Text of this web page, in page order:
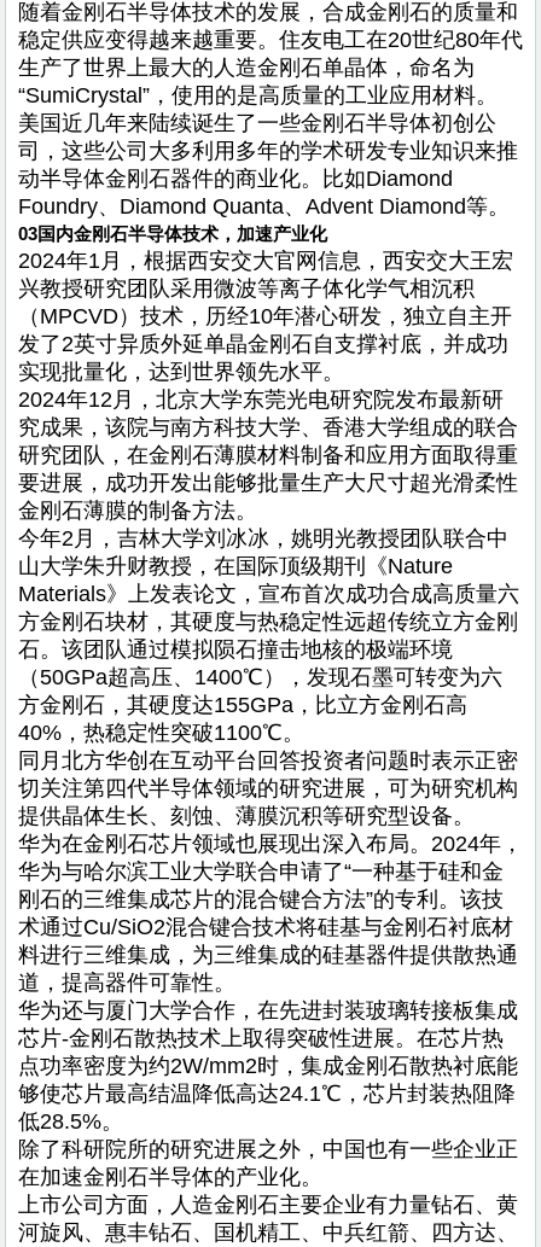
随着金刚石半导体技术的发展，合成金刚石的质量和
稳定供应变得越来越重要。住友电工在20世纪80年代
生产了世界上最大的人造金刚石单晶体，命名为
“SumiCrystal”，使用的是高质量的工业应用材料。
美国近几年来陆续诞生了一些金刚石半导体初创公
司，这些公司大多利用多年的学术研发专业知识来推
动半导体金刚石器件的商业化。比如Diamond
Foundry、Diamond Quanta、Advent Diamond等。
03国内金刚石半导体技术，加速产业化
2024年1月，根据西安交大官网信息，西安交大王宏
兴教授研究团队采用微波等离子体化学气相沉积
（MPCVD）技术，历经10年潜心研发，独立自主开
发了2英寸异质外延单晶金刚石自支撑衬底，并成功
实现批量化，达到世界领先水平。
2024年12月，北京大学东莞光电研究院发布最新研
究成果，该院与南方科技大学、香港大学组成的联合
研究团队，在金刚石薄膜材料制备和应用方面取得重
要进展，成功开发出能够批量生产大尺寸超光滑柔性
金刚石薄膜的制备方法。
今年2月，吉林大学刘冰冰，姚明光教授团队联合中
山大学朱升财教授，在国际顶级期刊《Nature
Materials》上发表论文，宣布首次成功合成高质量六
方金刚石块材，其硬度与热稳定性远超传统立方金刚
石。该团队通过模拟陨石撞击地核的极端环境
（50GPa超高压、1400℃），发现石墨可转变为六
方金刚石，其硬度达155GPa，比立方金刚石高
40%，热稳定性突破1100℃。
同月北方华创在互动平台回答投资者问题时表示正密
切关注第四代半导体领域的研究进展，可为研究机构
提供晶体生长、刻蚀、薄膜沉积等研究型设备。
华为在金刚石芯片领域也展现出深入布局。2024年，
华为与哈尔滨工业大学联合申请了“一种基于硅和金
刚石的三维集成芯片的混合键合方法”的专利。该技
术通过Cu/SiO2混合键合技术将硅基与金刚石衬底材
料进行三维集成，为三维集成的硅基器件提供散热通
道，提高器件可靠性。
华为还与厦门大学合作，在先进封装玻璃转接板集成
芯片-金刚石散热技术上取得突破性进展。在芯片热
点功率密度为约2W/mm2时，集成金刚石散热衬底能
够使芯片最高结温降低高达24.1℃，芯片封装热阻降
低28.5%。
除了科研院所的研究进展之外，中国也有一些企业正
在加速金刚石半导体的产业化。
上市公司方面，人造金刚石主要企业有力量钻石、黄
河旋风、惠丰钻石、国机精工、中兵红箭、四方达、